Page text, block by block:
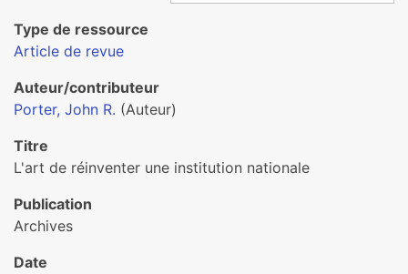
Type de ressource
Article de revue
Auteur/contributeur
Porter, John R. (Auteur)
Titre
L'art de réinventer une institution nationale
Publication
Archives
Date